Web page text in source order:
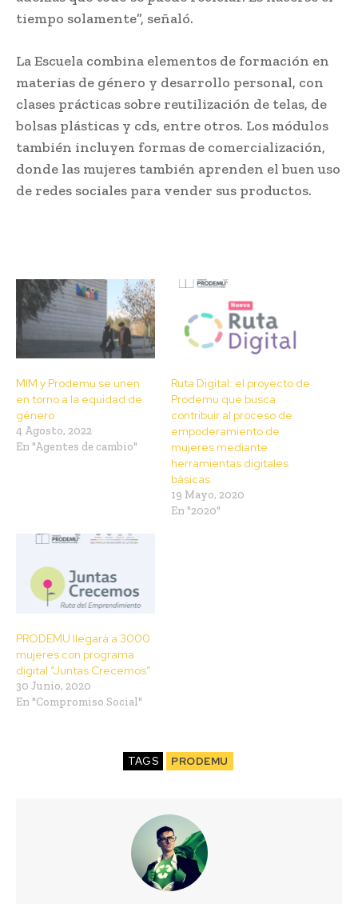
tiempo solamente”, señaló.
La Escuela combina elementos de formación en
materias de género y desarrollo personal, con
clases prácticas sobre reutilización de telas, de
bolsas plásticas y cds, entre otros. Los módulos
también incluyen formas de comercialización,
donde las mujeres también aprenden el buen uso
de redes sociales para vender sus productos.
MIM y Prodemu se unen
en torno a la equidad de
género
4 Agosto, 2022
En "Agentes de cambio"
Ruta Digital: el proyecto de
Prodemu que busca
contribuir al proceso de
empoderamiento de
mujeres mediante
herramientas digitales
básicas
19 Mayo, 2020
En "2020"
PRODEMU llegará a 3000
mujeres con programa
digital “Juntas Crecemos”
30 Junio, 2020
En "Compromiso Social"
TAGS PRODEMU